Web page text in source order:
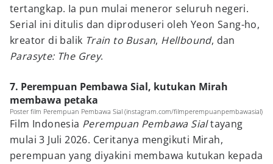
tertangkap. Ia pun mulai meneror seluruh negeri.
Serial ini ditulis dan diproduseri oleh Yeon Sang-ho,
kreator di balik Train to Busan, Hellbound, dan
Parasyte: The Grey.
7. Perempuan Pembawa Sial, kutukan Mirah
membawa petaka
Poster film Perempuan Pembawa Sial (instagram.com/filmperempuanpembawasial)
Film Indonesia Perempuan Pembawa Sialtayang
mulai 3 Juli 2026. Ceritanya mengikuti Mirah,
perempuan yang diyakini membawa kutukan kepada